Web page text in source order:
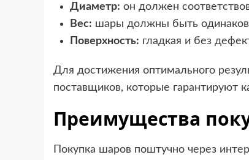
Диаметр: он должен
Вес: шары должны быть
Поверхность: гладкая и без
Для достижения оптимального
поставщиков, которые гарантируют
Преимущества
Покупка шаров поштучно через